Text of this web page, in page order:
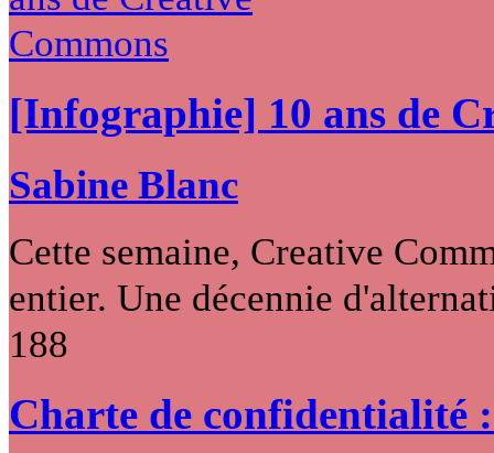
[Infographie] 10 ans de
Sabine Blanc
Cette semaine, Creative
entier. Une décennie
188
Charte de confidentialité